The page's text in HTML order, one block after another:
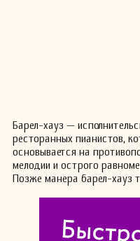
Барел-хауз —
ресторанных пианистов,
основывается на
мелодии и острого
Позже манера барел-хауз